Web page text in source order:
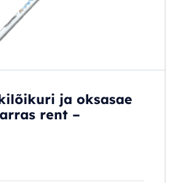
ja oksasae
rent –